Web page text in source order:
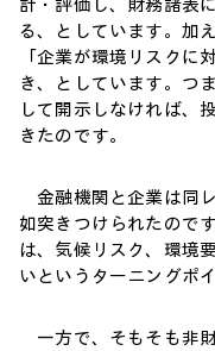
計・評価し、財務諸表
る、としています。加
「企業が環境リスクに
き、としています。つ
して開示しなければ、
きたのです。
金融機関と企業は同
如突きつけられたので
は、気候リスク、環境
いというターニングポ
一方で、そもそも非